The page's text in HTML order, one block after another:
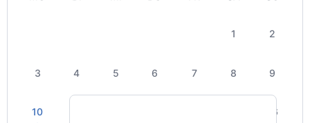
1 2
3 4 5 6 7 8 9
10 16